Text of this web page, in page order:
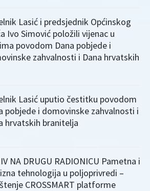
Lasić i predsjednik Općinskog
Ivo Simović položili vijenac u
povodom Dana pobjede i
zahvalnosti i Dana hrvatskih
Lasić uputio čestitku povodom
pobjede i domovinske zahvalnosti i
hrvatskih branitelja
NA DRUGU RADIONICU Pametna i
tehnologija u poljoprivredi –
CROSSMART platforme